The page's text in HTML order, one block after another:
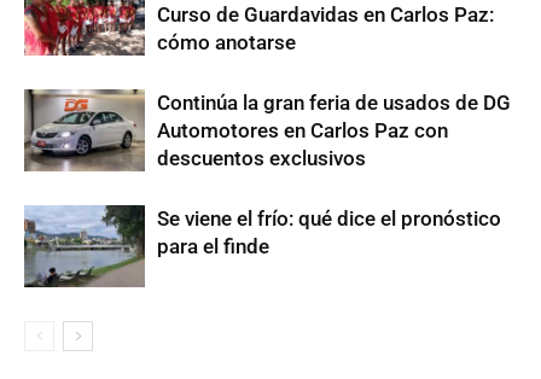
Curso de Guardavidas en Carlos Paz:
cómo anotarse
Continúa la gran feria de usados de DG
Automotores en Carlos Paz con
descuentos exclusivos
Se viene el frío: qué dice el pronóstico
para el finde